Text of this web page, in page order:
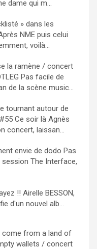
dame qui m...
» dans les
NME puis celui
voilà...
la ramène / concert
Pas facile de
de la scène music...
tournant autour de
Ce soir là Agnès
concert, laissan...
envie de dodo Pas
The Interface,
!! Airelle BESSON,
d'un nouvel alb...
I come from a land of
wallets / concert